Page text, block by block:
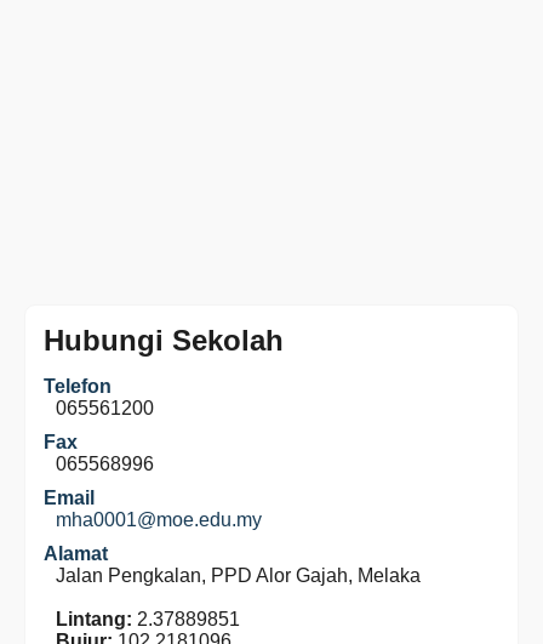
Hubungi Sekolah
Telefon
065561200
Fax
065568996
Email
mha0001@moe.edu.my
Alamat
Jalan Pengkalan, PPD Alor Gajah, Melaka
Lintang: 2.37889851